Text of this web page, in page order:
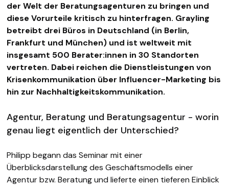
der Welt der Beratungsagenturen zu bringen und
diese Vorurteile kritisch zu hinterfragen. Grayling
betreibt drei Büros in Deutschland (in Berlin,
Frankfurt und München) und ist weltweit mit
insgesamt 500 Berater:innen in 30 Standorten
vertreten. Dabei reichen die Dienstleistungen von
Krisenkommunikation über Influencer-Marketing bis
hin zur Nachhaltigkeitskommunikation.
Agentur, Beratung und Beratungsagentur - worin
genau liegt eigentlich der Unterschied?
Philipp begann das Seminar mit einer
Überblicksdarstellung des Geschäftsmodells einer
Agentur bzw. Beratung und lieferte einen tieferen Einblick